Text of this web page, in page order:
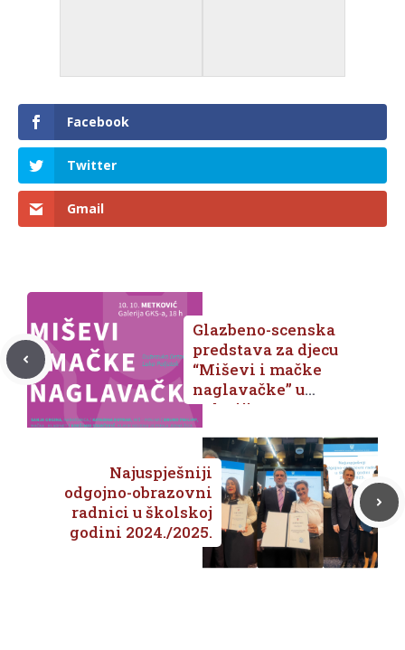
Facebook
Twitter
Gmail
Glazbeno-scenska
predstava za djecu
“Miševi i mačke
naglavačke” u
Galeriji GKS-a
Najuspješniji
odgojno-obrazovni
radnici u školskoj
godini 2024./2025.